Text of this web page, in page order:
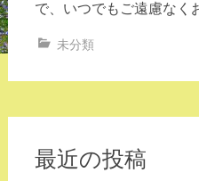
で、いつでもご遠慮なく
未分類
最近の投稿